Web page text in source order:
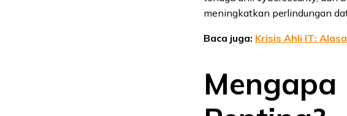
meningkatkan perlindungan
Baca juga: Krisis Ahli IT: